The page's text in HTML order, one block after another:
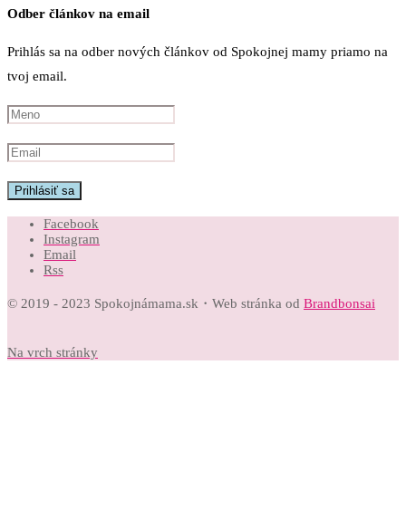
Odber článkov na email
Prihlás sa na odber nových článkov od Spokojnej mamy priamo na
tvoj email.
Facebook
Instagram
Email
Rss
© 2019 - 2023 Spokojnámama.sk・Web stránka od Brandbonsai
Na vrch stránky